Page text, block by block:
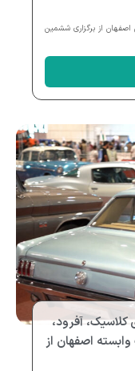
اصفهان از برگزاری ششمین
آفرود،
اصفهان از